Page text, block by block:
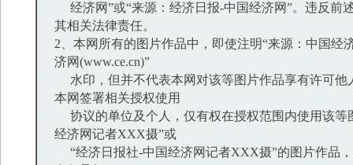
经济网”或“来源：经济日报-中国经济网”。违反前
其相关法律责任。
2、本网所有的图片作品中，即使注明“来源：中国经
济网(www.ce.cn)”
水印，但并不代表本网对该等图片作品享有许可他
本网签署相关授权使用
协议的单位及个人，仅有权在授权范围内使用该等
经济网记者XXX摄”或
“经济日报社-中国经济网记者XXX摄”的图片作品